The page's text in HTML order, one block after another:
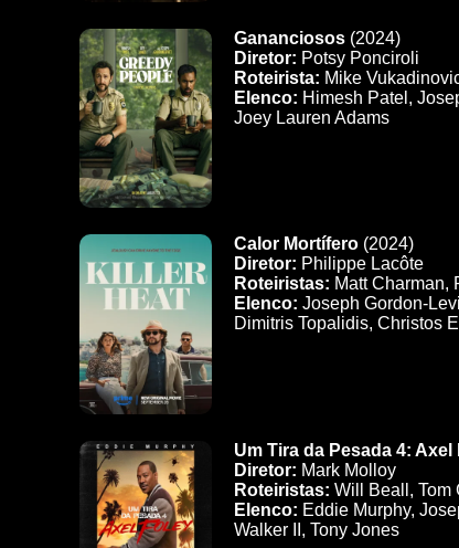
Gananciosos (2024)
Diretor: Potsy Ponciroli
Roteirista: Mike
Elenco: Himesh Patel,
Joey Lauren Adams
Calor Mortífero (2024)
Diretor: Philippe Lacôte
Roteiristas: Matt Charman,
Elenco: Joseph Gordon-
Dimitris Topalidis, Christos
Um Tira da Pesada 4: Axel
Diretor: Mark Molloy
Roteiristas: Will Beall, Tom
Elenco: Eddie Murphy,
Walker II, Tony Jones